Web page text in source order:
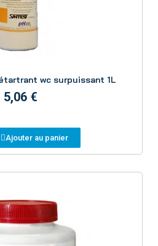
wc surpuissant 1L
5,06 €
Ajouter au panier